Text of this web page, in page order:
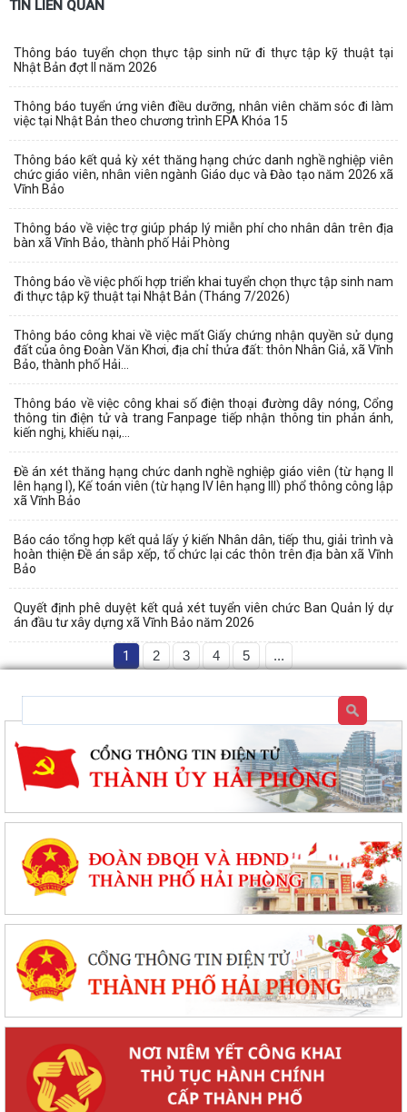
TIN LIÊN QUAN
Thông báo tuyển chọn thực tập sinh nữ đi thực tập kỹ thuật tại
Nhật Bản đợt II năm 2026
Thông báo tuyển ứng viên điều dưỡng, nhân viên chăm sóc đi làm
việc tại Nhật Bản theo chương trình EPA Khóa 15
Thông báo kết quả kỳ xét thăng hạng chức danh nghề nghiệp viên
chức giáo viên, nhân viên ngành Giáo dục và Đào tạo năm 2026 xã
Vĩnh Bảo
Thông báo về việc trợ giúp pháp lý miễn phí cho nhân dân trên địa
bàn xã Vĩnh Bảo, thành phố Hải Phòng
Thông báo về việc phối hợp triển khai tuyển chọn thực tập sinh nam
đi thực tập kỹ thuật tại Nhật Bản (Tháng 7/2026)
Thông báo công khai về việc mất Giấy chứng nhận quyền sử dụng
đất của ông Đoàn Văn Khơi, địa chỉ thửa đất: thôn Nhân Giả, xã Vĩnh
Bảo, thành phố Hải...
Thông báo về việc công khai số điện thoại đường dây nóng, Cổng
thông tin điện tử và trang Fanpage tiếp nhận thông tin phản ánh,
kiến nghị, khiếu nại,...
Đề án xét thăng hạng chức danh nghề nghiệp giáo viên (từ hạng II
lên hạng I), Kế toán viên (từ hạng IV lên hạng III) phổ thông công lập
xã Vĩnh Bảo
Báo cáo tổng hợp kết quả lấy ý kiến Nhân dân, tiếp thu, giải trình và
hoàn thiện Đề án sắp xếp, tổ chức lại các thôn trên địa bàn xã Vĩnh
Bảo
Quyết định phê duyệt kết quả xét tuyển viên chức Ban Quản lý dự
án đầu tư xây dựng xã Vĩnh Bảo năm 2026
1 2 3 4 5 ...